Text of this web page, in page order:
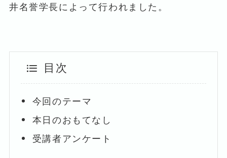
井名誉学長によって行われました。
目次
今回のテーマ
本日のおもてなし
受講者アンケート